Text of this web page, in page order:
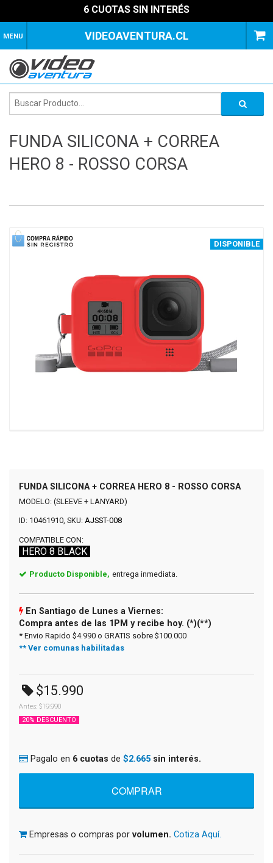
6 CUOTAS SIN INTERÉS
MENU VIDEOAVENTURA.CL
FUNDA SILICONA + CORREA
HERO 8 - ROSSO CORSA
DISPONIBLE
1 of 1
FUNDA SILICONA + CORREA HERO 8 - ROSSO CORSA
MODELO: (SLEEVE + LANYARD)
ID: 10461910, SKU: AJSST-008
COMPATIBLE CON:
HERO 8 BLACK
Producto Disponible, entrega inmediata.
En Santiago de Lunes a Viernes:
Compra antes de las 1PM y recibe hoy. (*)(**)
* Envio Rapido $4.990 o GRATIS sobre $100.000
** Ver comunas habilitadas
$15.990
Antes: $19.990
20% DESCUENTO
Pagalo en 6 cuotas de $2.665 sin interés.
Empresas o compras por volumen. Cotiza Aquí.